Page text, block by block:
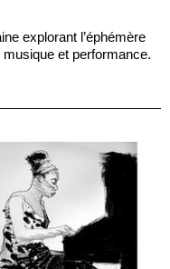
explorant l’éphémère
et performance.